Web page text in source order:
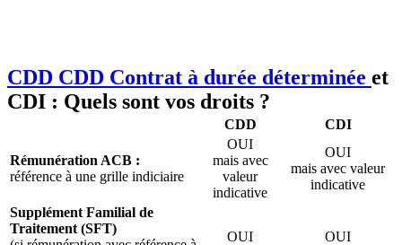
CDD CDD Contrat à durée déterminée et
CDI : Quels sont vos droits ?
CDD CDI
Rémunération ACB :
référence à une grille indiciaire
OUI
mais avec
valeur
indicative
OUI
mais avec valeur
indicative
Supplément Familial de
Traitement (SFT)
OUI OUI